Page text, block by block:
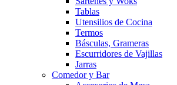
Tablas
Utensilios de Cocina
Termos
Básculas, Grameras
Escurridores de Vajillas
Jarras
Comedor y Bar